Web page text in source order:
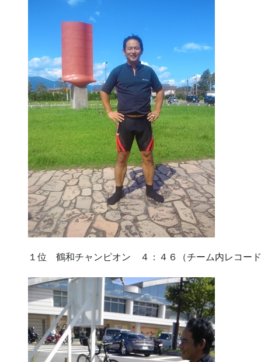
１位 鶴和チャンピオン ４：４６（チーム内レコー